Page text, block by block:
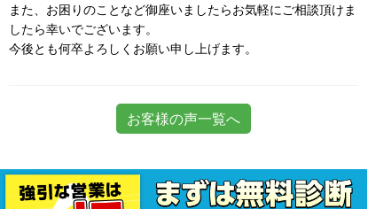
また、お困りのことなど御座いましたらお気軽にご相談頂けま
したら幸いでございます。
今後とも何卒よろしくお願い申し上げます。
お客様の声一覧へ